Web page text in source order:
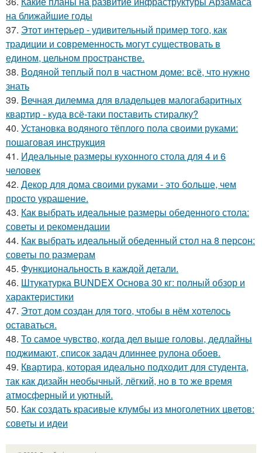
на ближайшие годы
37. Этот интерьер - удивительный пример того, как
традиции и современность могут существовать в
едином, цельном пространстве.
38. Водяной теплый пол в частном доме: всё, что нужно
знать
39. Вечная дилемма для владельцев малогабаритных
квартир - куда всё-таки поставить стиралку?
40. Установка водяного тёплого пола своими руками:
пошаговая инструкция
41. Идеальные размеры кухонного стола для 4 и 6
человек
42. Декор для дома своими руками - это больше, чем
просто украшение.
43. Как выбрать идеальные размеры обеденного стола:
советы и рекомендации
44. Как выбрать идеальный обеденный стол на 8 персон:
советы по размерам
45. Функциональность в каждой детали.
46. Штукатурка BUNDEX Основа 30 кг: полный обзор и
характеристики
47. Этот дом создан для того, чтобы в нём хотелось
оставаться.
48. То самое чувство, когда дел выше головы, дедлайны
поджимают, список задач длиннее рулона обоев.
49. Квартира, которая идеально подходит для студента,
так как дизайн необычный, лёгкий, но в то же время
атмосферный и уютный.
50. Как создать красивые клумбы из многолетних цветов:
советы и идеи